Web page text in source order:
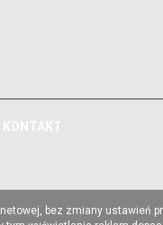
KONTAKT
bez zmiany ustawień